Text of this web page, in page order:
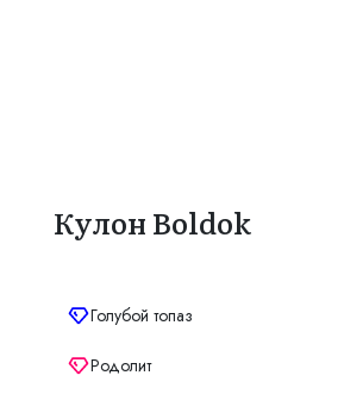
Кулон Boldok
Голубой топаз
Родолит